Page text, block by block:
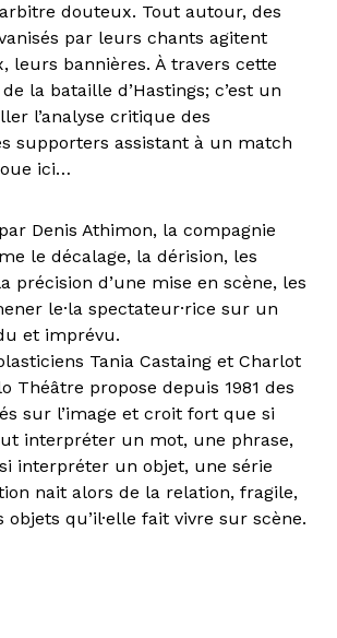
douteux. Tout autour, des
par leurs chants agitent
leurs bannières. À travers cette
la bataille d’Hastings; c’est un
l’analyse critique des
supporters assistant à un match
ici…
Denis Athimon, la compagnie
le décalage, la dérision, les
précision d’une mise en scène, les
le·la spectateur·rice sur un
et imprévu.
Tania Castaing et Charlot
Théâtre propose depuis 1981 des
sur l’image et croit fort que si
interpréter un mot, une phrase,
interpréter un objet, une série
nait alors de la relation, fragile,
objets qu’il·elle fait vivre sur scène.